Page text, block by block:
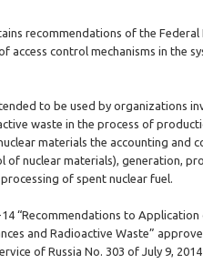
recommendations of the
access control mechanisms in the
to be used by organizations
waste in the process of
materials the accounting and
of nuclear materials), generation,
of spent nuclear fuel.
“Recommendations to
and Radioactive Waste”
of Russia No. 303 of July 9,